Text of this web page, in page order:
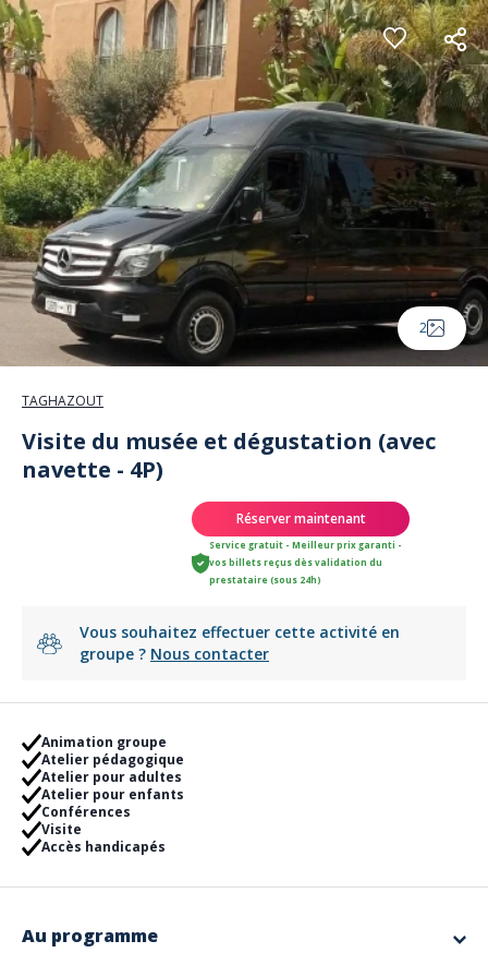
Panneau de gestion des cookies
2
TAGHAZOUT
Visite du musée et dégustation (avec
navette - 4P)
Réserver maintenant
Service gratuit - Meilleur prix garanti -
vos billets reçus dès validation du
prestataire (sous 24h)
Vous souhaitez effectuer cette activité en
groupe ? Nous contacter
Animation groupe
Atelier pédagogique
Atelier pour adultes
Atelier pour enfants
Conférences
Visite
Accès handicapés
Au programme